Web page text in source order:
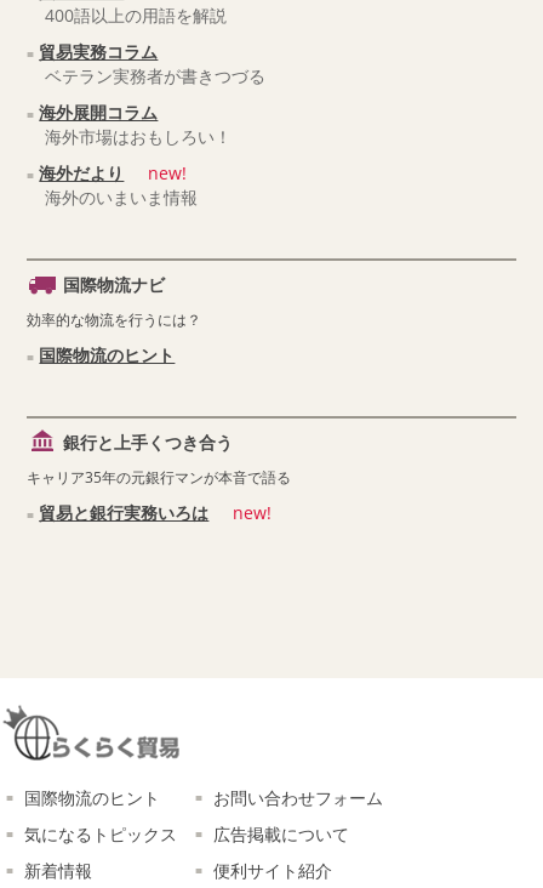
400語以上の用語を解説
貿易実務コラム
ベテラン実務者が書きつづる
海外展開コラム
海外市場はおもしろい！
海外だより
new!
海外のいまいま情報
国際物流ナビ
効率的な物流を行うには？
国際物流のヒント
銀行と上手くつき合う
キャリア35年の元銀行マンが本音で語る
貿易と銀行実務いろは new!
国際物流のヒント
気になるトピックス
新着情報
お問い合わせフォーム
広告掲載について
便利サイト紹介